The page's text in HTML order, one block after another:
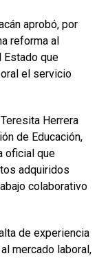
aprobó, por
reforma al
Estado que
el servicio
Herrera
de Educación,
oficial que
adquiridos
colaborativo
de experiencia
mercado laboral,